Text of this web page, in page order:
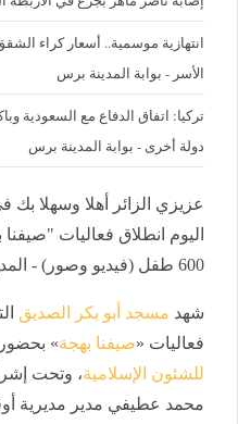
‪انتهازية موسمية.. أسعار كراء
الأسر - بوابة المدينة برس
تركيا: اتفاق الدفاع مع السعودية
دولة أخرى - بوابة المدينة برس
عزيزي الزائر أهلا وسهلا
اليوم انطلاق فعاليات
600 طفل (فيديو وصور) - المدينة برس
شهد مسجد أبو بكر الصديق
فعاليات «صيفنا بهجة»
للشئون الإسلامية، وتحت
محمد عطيفي مدير مديرية